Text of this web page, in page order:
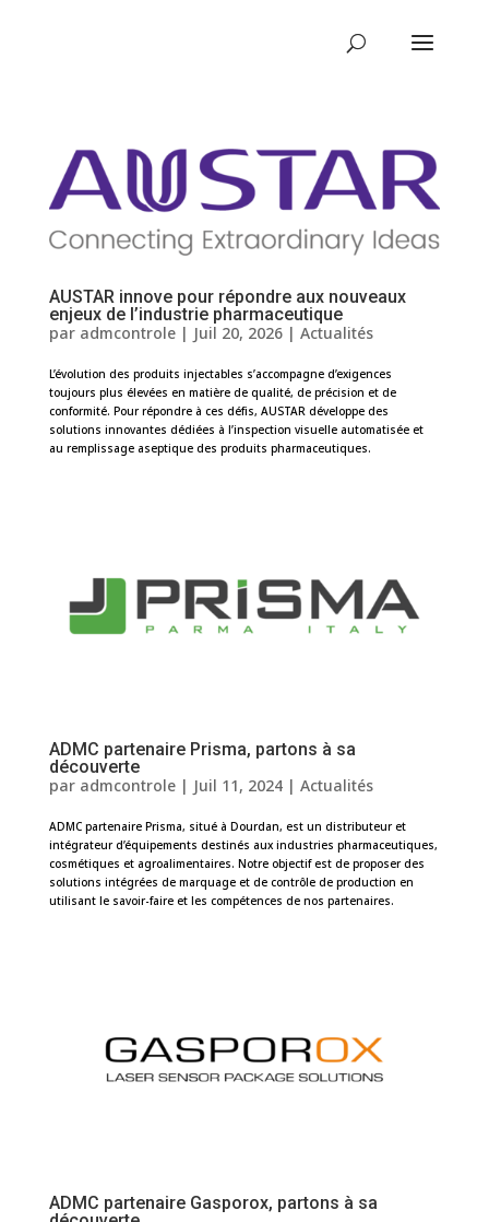
AUSTAR innove pour répondre aux nouveaux
enjeux de l’industrie pharmaceutique
par admcontrole| Juil 20, 2026| Actualités
L’évolution des produits injectables s’accompagne d’exigences
toujours plus élevées en matière de qualité, de précision et de
conformité. Pour répondre à ces défis, AUSTAR développe des
solutions innovantes dédiées à l’inspection visuelle automatisée et
au remplissage aseptique des produits pharmaceutiques.
ADMC partenaire Prisma, partons à sa
découverte
par admcontrole| Juil 11, 2024| Actualités
ADMC partenaire Prisma, situé à Dourdan, est un distributeur et
intégrateur d’équipements destinés aux industries pharmaceutiques,
cosmétiques et agroalimentaires. Notre objectif est de proposer des
solutions intégrées de marquage et de contrôle de production en
utilisant le savoir-faire et les compétences de nos partenaires.
ADMC partenaire Gasporox, partons à sa